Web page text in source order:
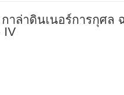
กาล่าดินเนอร์การกุศล
IV